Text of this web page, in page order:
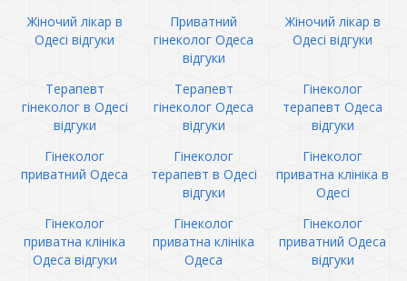
Жіночий лікар в
Одесі відгуки
Приватний
гінеколог Одеса
відгуки
Жіночий лікар в
Одесі відгуки
Терапевт
гінеколог в Одесі
відгуки
Терапевт
гінеколог Одеса
відгуки
Гінеколог
терапевт Одеса
відгуки
Гінеколог
приватний Одеса
Гінеколог
терапевт в Одесі
відгуки
Гінеколог
приватна клініка в
Одесі
Гінеколог
приватна клініка
Одеса відгуки
Гінеколог
приватна клініка
Одеса
Гінеколог
приватний Одеса
відгуки